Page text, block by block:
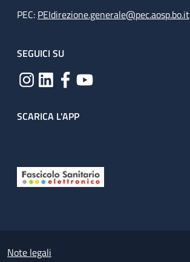
PEC: PEIdirezione.generale@pec.aosp.bo.it
SEGUICI SU
SCARICA L'APP
Small prints
Note legali